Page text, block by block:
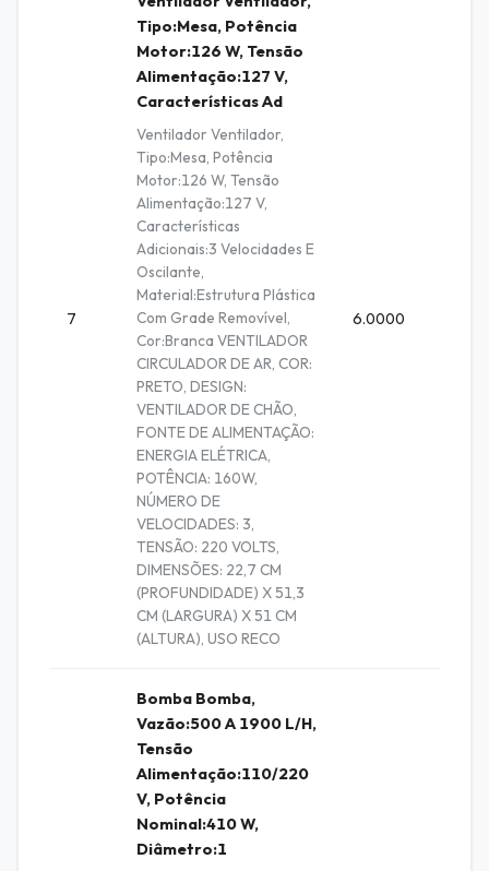
7
Tipo:Mesa, Potência
Motor:126 W, Tensão
Alimentação:127 V,
Características Ad
Ventilador Ventilador,
Tipo:Mesa, Potência
Motor:126 W, Tensão
Alimentação:127 V,
Características
Adicionais:3 Velocidades E
Oscilante,
Material:Estrutura Plástica
Com Grade Removível,
Cor:Branca VENTILADOR
CIRCULADOR DE AR, COR:
PRETO, DESIGN:
VENTILADOR DE CHÃO,
FONTE DE ALIMENTAÇÃO:
ENERGIA ELÉTRICA,
POTÊNCIA: 160W,
NÚMERO DE
VELOCIDADES: 3,
TENSÃO: 220 VOLTS,
DIMENSÕES: 22,7 CM
(PROFUNDIDADE) X 51,3
CM (LARGURA) X 51 CM
(ALTURA), USO RECO
6.0000
Bomba Bomba,
Vazão:500 A 1900 L/H,
Tensão
Alimentação:110/220
V, Potência
Nominal:410 W,
Diâmetro:1